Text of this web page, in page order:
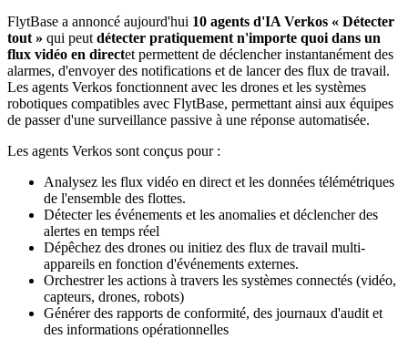
FlytBase a annoncé aujourd'hui 10 agents d'IA Verkos « Détecter
tout » qui peutdétecter pratiquement n'importe quoi dans un
flux vidéo en directet permettent de déclencher instantanément des
alarmes, d'envoyer des notifications et de lancer des flux de travail.
Les agents Verkos fonctionnent avec les drones et les systèmes
robotiques compatibles avec FlytBase, permettant ainsi aux équipes
de passer d'une surveillance passive à une réponse automatisée.
Les agents Verkos sont conçus pour :
Analysez les flux vidéo en direct et les données télémétriques
de l'ensemble des flottes.
Détecter les événements et les anomalies et déclencher des
alertes en temps réel
Dépêchez des drones ou initiez des flux de travail multi-
appareils en fonction d'événements externes.
Orchestrer les actions à travers les systèmes connectés (vidéo,
capteurs, drones, robots)
Générer des rapports de conformité, des journaux d'audit et
des informations opérationnelles